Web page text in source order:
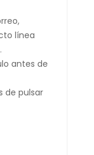
línea
antes de
de pulsar